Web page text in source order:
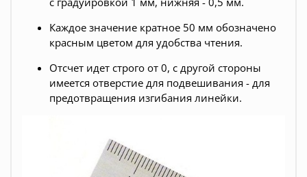
Каждое значение кратное 50 мм обозначено
красным цветом для удобства чтения.
Отсчет идет строго от 0, с другой стороны
имеется отверстие для подвешивания - для
предотвращения изгибания линейки.